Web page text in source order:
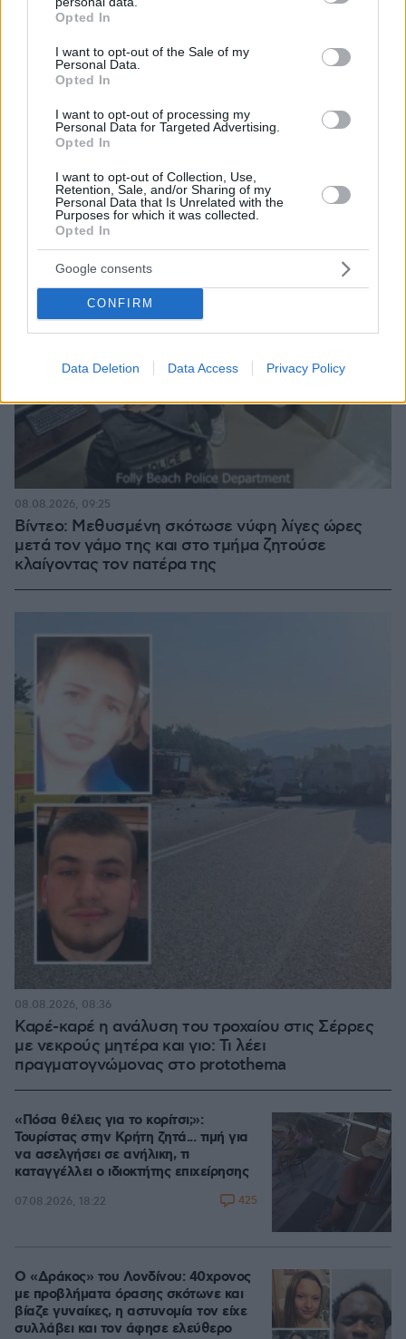
grant or deny consent to Google and its third-party tags to
use your data for below specified purposes in below Google
consent section.
Opted In
I want to opt-out of the Sale of my
Personal Data.
Opted In
I want to opt-out of processing my
Personal Data for Targeted Advertising.
Opted In
I want to opt-out of Collection, Use,
Retention, Sale, and/or Sharing of my
Personal Data that Is Unrelated with the
Purposes for which it was collected.
Opted In
Google consents
CONFIRM
Data Deletion Data Access Privacy Policy
Το «σκουλήκι του διαβόλου» που ζει 1,3 χιλιόμετρα
κάτω από τη Γη και αλλάζει όσα γνωρίζαμε για τη
ζωή: «Οι άνθρωποι δεν κυβερνάμε τον κόσμο»
08.08.2026, 08:57
Βίντεο: Μεθυσμένη σκότωσε νύφη λίγες ώρες
μετά τον γάμο της και στο τμήμα ζητούσε
κλαίγοντας τον πατέρα της
08.08.2026, 09:25
Καρέ-καρέ η ανάλυση του τροχαίου στις Σέρρες
με νεκρούς μητέρα και γιο: Τι λέει
πραγματογνώμονας στο protothema
08.08.2026, 08:36
«Πόσα θέλεις για το κορίτσι;»:
Τουρίστας στην Κρήτη ζητά... τιμή για
να ασελγήσει σε ανήλικη, τι
καταγγέλλει ο ιδιοκτήτης επιχείρησης
07.08.2026, 18:22 425
Ο «Δράκος» του Λονδίνου: 40χρονος
με προβλήματα όρασης σκότωνε και
βίαζε γυναίκες, η αστυνομία τον είχε
συλλάβει και τον άφησε ελεύθερο